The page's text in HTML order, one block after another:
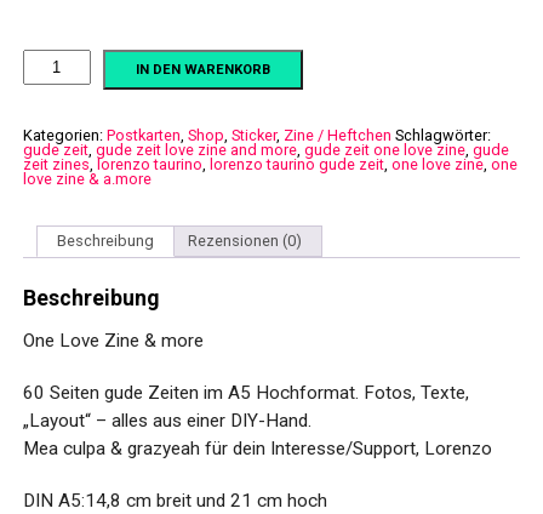
One
Love
more
Menge
IN DEN WARENKORB
Kategorien: Postkarten Shop Sticker, Zine / Heftchen Schlagwörter:
gude zeit, gude zeit love zine and more, gude zeit one love zine, gude
zeit zines, lorenzo taurino lorenzo taurino gude zeit, one love zine, one
love zine & a.more
Beschreibung Rezensionen (0)
Beschreibung
One Love Zine & more
60 Seiten gude Zeiten im A5 Hochformat. Fotos, Texte,
„Layout“ – alles aus einer DIY-Hand.
Mea culpa & grazyeah für dein Interesse/Support, Lorenzo
DIN A5:14,8 cm breit und 21 cm hoch